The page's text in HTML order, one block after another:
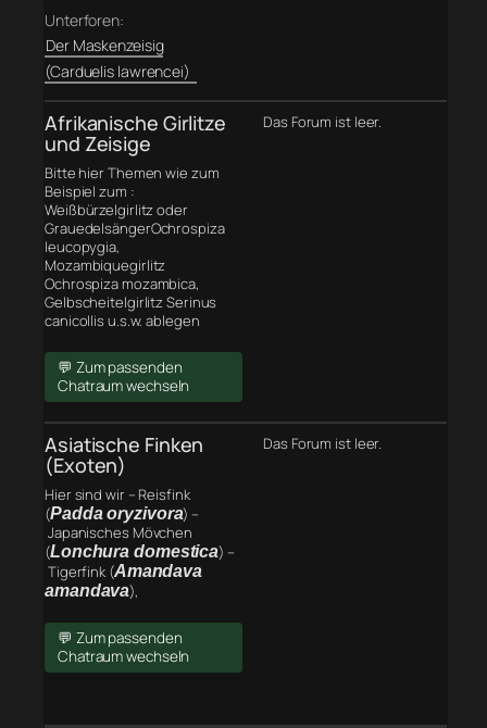
Unterforen:
Der Maskenzeisig
(Carduelis lawrencei)
Afrikanische Girlitze
und Zeisige
Bitte hier Themen wie zum
Beispiel zum :
Weißbürzelgirlitz oder
GrauedelsängerOchrospiza
leucopygia,
Mozambiquegirlitz
Ochrospiza mozambica,
Gelbscheitelgirlitz Serinus
canicollis u.s.w. ablegen
💬 Zum passenden
Chatraum wechseln
Das Forum ist leer.
Asiatische Finken
(Exoten)
Hier sind wir – Reisfink
(Padda oryzivora) –
Japanisches Mövchen
(Lonchura domestica) –
Tigerfink (Amandava
amandava),
💬 Zum passenden
Chatraum wechseln
Das Forum ist leer.